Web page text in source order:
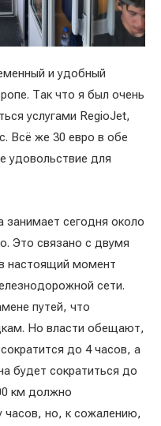
и удобный
Так что я был очень
услугами RegioJet,
Всё же 30 евро в обе
удовольствие для
сегодня около
Это связано с двумя
настоящий момент
сети.
путей, что
Но власти обещают,
до 4 часов, а
будет сократиться до
км должно
часов, но, к сожалению,